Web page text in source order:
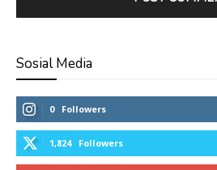
Sosial Media
0 Followers
1,824 Followers